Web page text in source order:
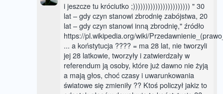
i jeszcze tu króciutko ;))))))))))))))))))))))) " 30
lat – gdy czyn stanowi zbrodnię zabójstwa, 20
lat – gdy czyn stanowi inną zbrodnię," źródło
https://pl.wikipedia.org/wiki/
... a koństytucja ???? = ma 28 lat, nie tworzyli
jej 28 latkowie, tworzyły i zatwierdzały w
referendum ją osoby, które już dawno nie żyją
a mają głos, choć czasy i uwarunkowania
światowe się zmieniły ?? Ktoś policzył jakiz to